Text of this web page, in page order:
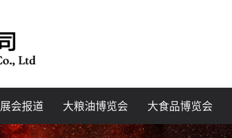
展会报道 大粮油博览会 大食品博览会